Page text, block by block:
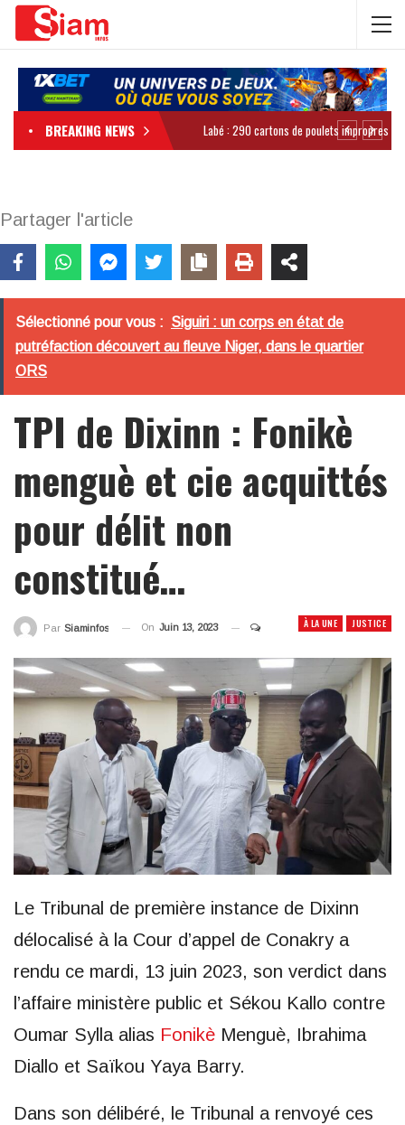
BREAKING NEWS
Partager l'article
Sélectionné pour vous : Siguiri : un corps en état de
putréfaction découvert au fleuve Niger, dans le quartier
ORS
TPI de Dixinn : Fonikè
menguè et cie acquittés
pour délit non
constitué…
À LA UNE JUSTICE
Par Siaminfos On Juin 13, 2023
Le Tribunal de première instance de Dixinn
délocalisé à la Cour d’appel de Conakry a
rendu ce mardi, 13 juin 2023, son verdict dans
l’affaire ministère public et Sékou Kallo contre
Oumar Sylla alias Fonikè Menguè, Ibrahima
Diallo et Saïkou Yaya Barry.
Dans son délibéré, le Tribunal a renvoyé ces